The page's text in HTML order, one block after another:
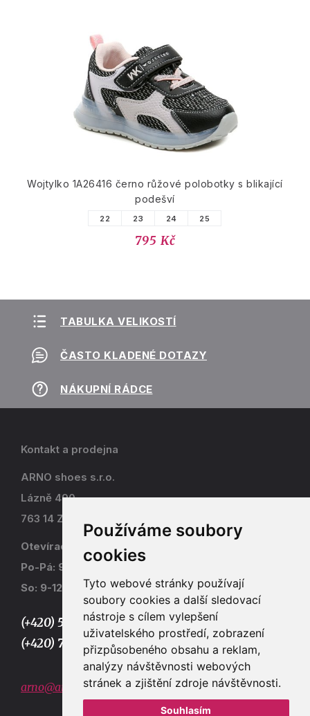
Používáme soubory
cookies
Tyto webové stránky používají
soubory cookies a další sledovací
nástroje s cílem vylepšení
uživatelského prostředí, zobrazení
přizpůsobeného obsahu a reklam,
analýzy návštěvnosti webových
stránek a zjištění zdroje návštěvnosti.
Souhlasím
Wojtylko 1A26416 černo růžové polobotky s blikající
podešví
22 23 24 25
795 Kč
TABULKA VELIKOSTÍ
ČASTO KLADENÉ DOTAZY
NÁKUPNÍ RÁDCE
Kontakt a prodejna
ARNO shoes s.r.o.
Lázně 490
763 14 Zlín - Kostelec
Otevírací doba
Po-Pá: 9-17
So: 9-12
(+420) 577 915 036,
(+420) 773 667 390
arno@arno.cz